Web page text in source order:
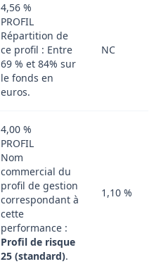
4,56 %
PROFIL
Répartition de
ce profil : Entre
69 % et 84% sur
le fonds en
euros.
NC
4,00 %
PROFIL
Nom
commercial du
profil de gestion
correspondant à
cette
performance :
Profil de risque
25 (standard).
1,10 %